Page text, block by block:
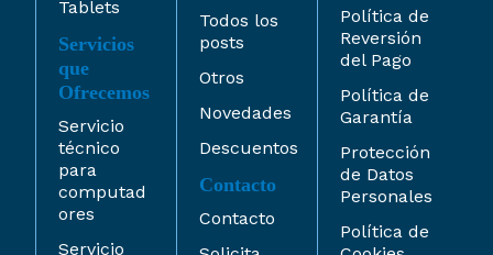
Tablets
Servicios
que
Ofrecemos
Servicio
técnico
para
computad
ores
Servicio
Todos los
posts
Otros
Novedades
Descuentos
Contacto
Contacto
Política de
Reversión
del Pago
Política de
Garantía
Protección
de Datos
Personales
Política de